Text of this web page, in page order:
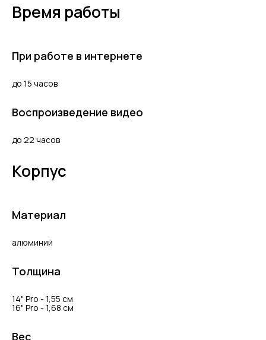
Время работы
При работе в интернете
до 15 часов
Воспроизведение видео
до 22 часов
Корпус
Материал
алюминий
Толщина
14" Pro - 1,55 см
16" Pro - 1,68 см
Вес